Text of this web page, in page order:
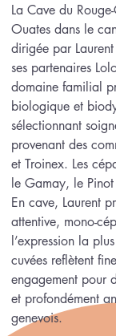
La Cave du
Ouates dans le
dirigée par
ses partenaires
domaine familial
biologique et
sélectionnant
provenant des
et Troinex. Les
le Gamay, le
En cave, Laurent
attentive, mono-
l’expression la
cuvées reflètent
engagement pour
et profondément
genevois.